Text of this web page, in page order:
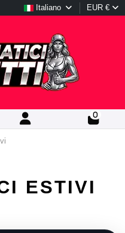
Italiano EUR €
0
ESTIVI